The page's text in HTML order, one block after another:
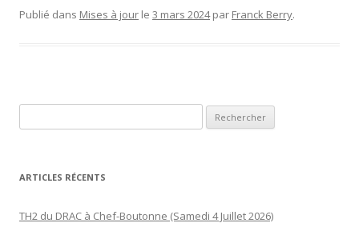
Publié dans Mises à jour le 3 mars 2024par Franck Berry.
ARTICLES RÉCENTS
TH2 du DRAC à Chef-Boutonne (Samedi 4 Juillet 2026)